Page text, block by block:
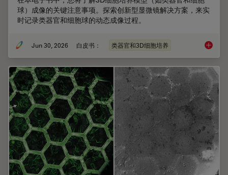
球）成像的关键注意事项。探索创新型显微镜解决方案，来实
时记录类器官和细胞球的动态成像过程。
Jun 30, 2026 白皮书： 类器官和3D细胞培养 如何深